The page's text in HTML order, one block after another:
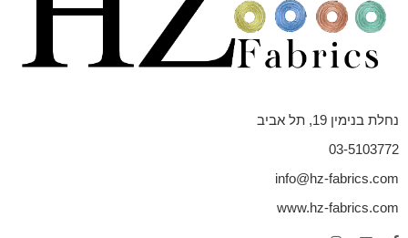
נחלת בנימין 19, תל אביב
03-5103772
info@hz-fabrics.com
www.hz-fabrics.com